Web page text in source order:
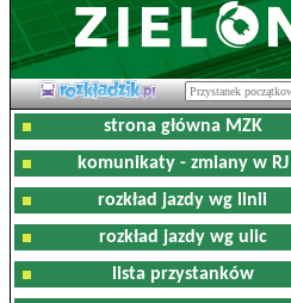
strona główna MZK
komunikaty - zmiany w RJ
rozkład jazdy wg linii
rozkład jazdy wg ulic
lista przystanków